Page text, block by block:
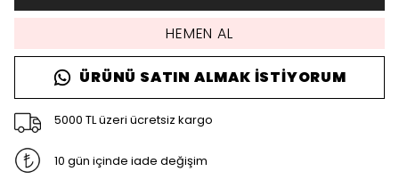
HEMEN AL
ÜRÜNÜ SATIN ALMAK İSTIYORUM
5000 TL üzeri ücretsiz kargo
10 gün içinde iade değişim